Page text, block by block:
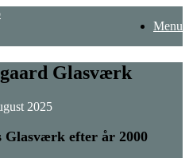
Menu
Glasværk
2025
Glasværk efter år 2000